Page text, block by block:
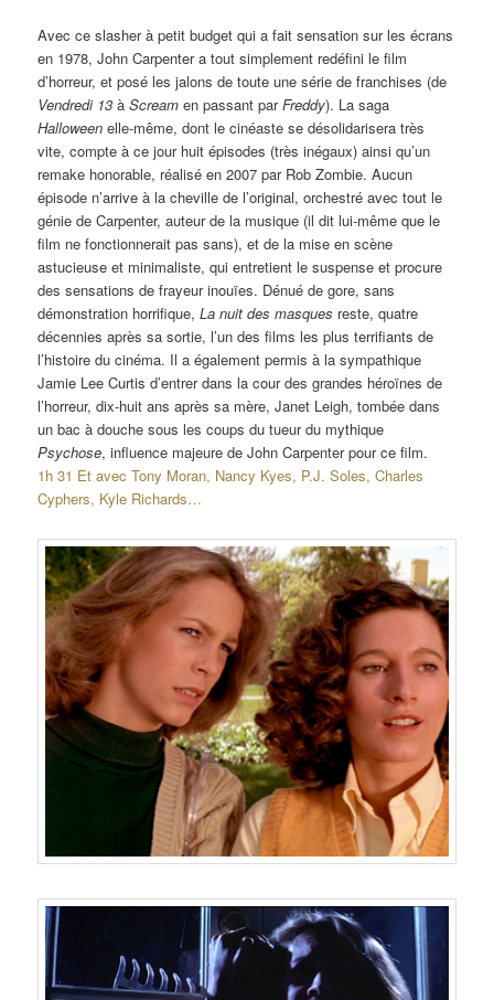
Avec ce slasher à petit budget qui a fait sensation sur les écrans
en 1978, John Carpenter a tout simplement redéfini le film
d’horreur, et posé les jalons de toute une série de franchises (de
Vendredi 13 àScream en passant parFreddy). La saga
Halloween elle-même, dont le cinéaste se désolidarisera très
vite, compte à ce jour huit épisodes (très inégaux) ainsi qu’un
remake honorable, réalisé en 2007 par Rob Zombie. Aucun
épisode n’arrive à la cheville de l’original, orchestré avec tout le
génie de Carpenter, auteur de la musique (il dit lui-même que le
film ne fonctionnerait pas sans), et de la mise en scène
astucieuse et minimaliste, qui entretient le suspense et procure
des sensations de frayeur inouïes. Dénué de gore, sans
démonstration horrifique,La nuit des masques reste, quatre
décennies après sa sortie, l’un des films les plus terrifiants de
l’histoire du cinéma. Il a également permis à la sympathique
Jamie Lee Curtis d’entrer dans la cour des grandes héroïnes de
l’horreur, dix-huit ans après sa mère, Janet Leigh, tombée dans
un bac à douche sous les coups du tueur du mythique
Psychose, influence majeure de John Carpenter pour ce film.
1h 31 Et avec Tony Moran, Nancy Kyes, P.J. Soles, Charles
Cyphers, Kyle Richards…